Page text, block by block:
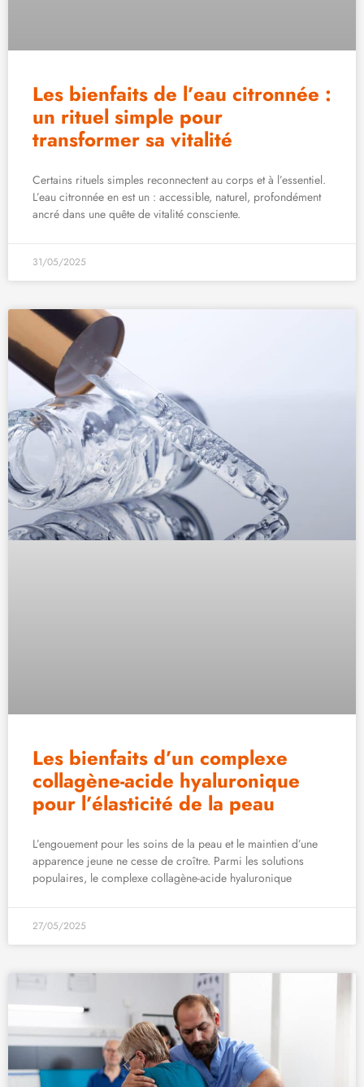
Les bienfaits de l’eau citronnée :
un rituel simple pour
transformer sa vitalité
Certains rituels simples reconnectent au corps et à l’essentiel.
L’eau citronnée en est un : accessible, naturel, profondément
ancré dans une quête de vitalité consciente.
31/05/2025
Les bienfaits d’un complexe
collagène-acide hyaluronique
pour l’élasticité de la peau
L’engouement pour les soins de la peau et le maintien d’une
apparence jeune ne cesse de croître. Parmi les solutions
populaires, le complexe collagène-acide hyaluronique
27/05/2025